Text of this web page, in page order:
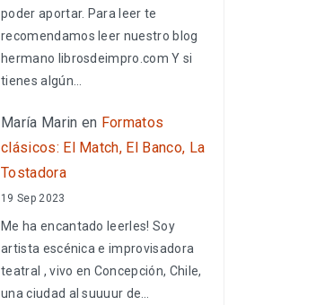
poder aportar. Para leer te
recomendamos leer nuestro blog
hermano librosdeimpro.com Y si
tienes algún…
María Marin en Formatos
clásicos: El Match, El Banco, La
Tostadora
19 Sep 2023
Me ha encantado leerles! Soy
artista escénica e improvisadora
teatral , vivo en Concepción, Chile,
una ciudad al suuuur de…